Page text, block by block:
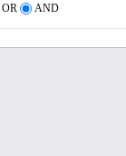
OR AND